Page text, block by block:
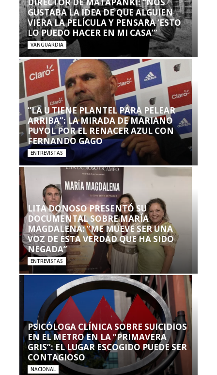
GUSTABA LA IDEA DE QUE ALGUIEN
VIERA LA PELÍCULA Y PENSARA ‘ESTO
LO PUEDO HACER EN MI CASA’”
VANGUARDIA
“LA U TIENE PLANTEL PARA PELEAR
ARRIBA”: LA MIRADA DE MARIANO
PUYOL POR EL RENACER AZUL CON
FERNANDO GAGO
ENTREVISTAS
LITA DONOSO PRESENTÓ SU
DOCUMENTAL SOBRE MARÍA
MAGDALENA: “ME MUEVE SER UNA
VOZ DE ESTA VERDAD QUE HA SIDO
NEGADA”
ENTREVISTAS
PSICÓLOGA CLÍNICA SOBRE SUICIDIOS
EN EL METRO EN LA “PRIMAVERA
GRIS”: EL LUGAR ESCOGIDO PUEDE SER
CONTAGIOSO
NACIONAL